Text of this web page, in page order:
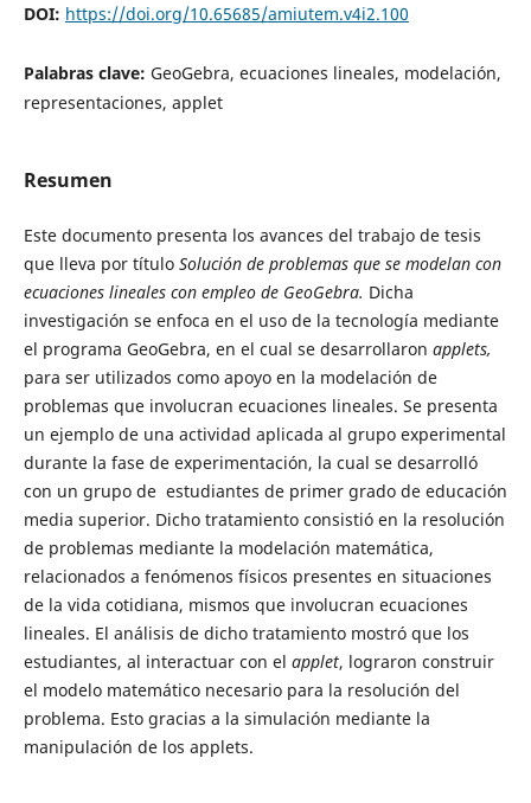
DOI: https://doi.org/10.65685/amiutem.v4i2.100
Palabras clave: GeoGebra, ecuaciones lineales, modelación,
representaciones, applet
Resumen
Este documento presenta los avances del trabajo de tesis
que lleva por título Solución de problemas que se modelan con
ecuaciones lineales con empleo de GeoGebra. Dicha
investigación se enfoca en el uso de la tecnología mediante
el programa GeoGebra, en el cual se desarrollaron applets,
para ser utilizados como apoyo en la modelación de
problemas que involucran ecuaciones lineales. Se presenta
un ejemplo de una actividad aplicada al grupo experimental
durante la fase de experimentación, la cual se desarrolló
con un grupo de estudiantes de primer grado de educación
media superior. Dicho tratamiento consistió en la resolución
de problemas mediante la modelación matemática,
relacionados a fenómenos físicos presentes en situaciones
de la vida cotidiana, mismos que involucran ecuaciones
lineales. El análisis de dicho tratamiento mostró que los
estudiantes, al interactuar con el applet, lograron construir
el modelo matemático necesario para la resolución del
problema. Esto gracias a la simulación mediante la
manipulación de los applets.